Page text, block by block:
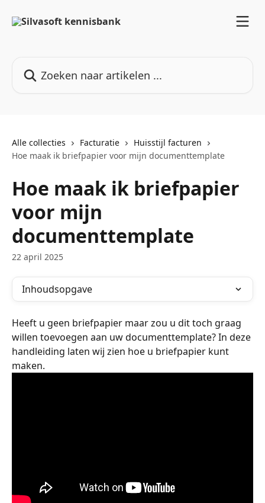
Alle collecties Facturatie
Huisstijl facturen
Hoe maak ik briefpapier voor mijn documenttemplate
Hoe maak ik briefpapier
voor mijn
documenttemplate
22 april 2025
Inhoudsopgave
Heeft u geen briefpapier maar zou u dit toch graag
willen toevoegen aan uw documenttemplate? In deze
handleiding laten wij zien hoe u briefpapier kunt
maken.